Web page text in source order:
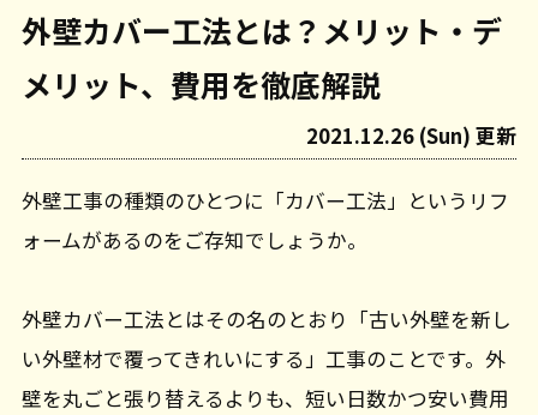
外壁カバー工法とは？メリット・デ
メリット、費用を徹底解説
2021.12.26 (Sun) 更新
外壁工事の種類のひとつに「カバー工法」というリフ
ォームがあるのをご存知でしょうか。
外壁カバー工法とはその名のとおり「古い外壁を新し
い外壁材で覆ってきれいにする」工事のことです。外
壁を丸ごと張り替えるよりも、短い日数かつ安い費用